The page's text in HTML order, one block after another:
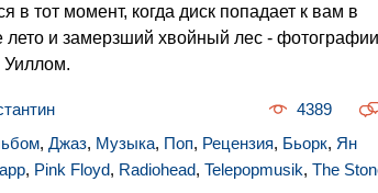
в тот момент, когда диск попадает к вам в
лето и замерзший хвойный лес -
Уиллом.
4389
, Джаз, Музыка, Поп, Рецензия, Бьорк, Ян
, Pink Floyd, Radiohead, Telepopmusik, The